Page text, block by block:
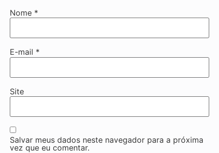
Nome *
E-mail *
Site
Salvar meus dados neste navegador para a próxima
vez que eu comentar.